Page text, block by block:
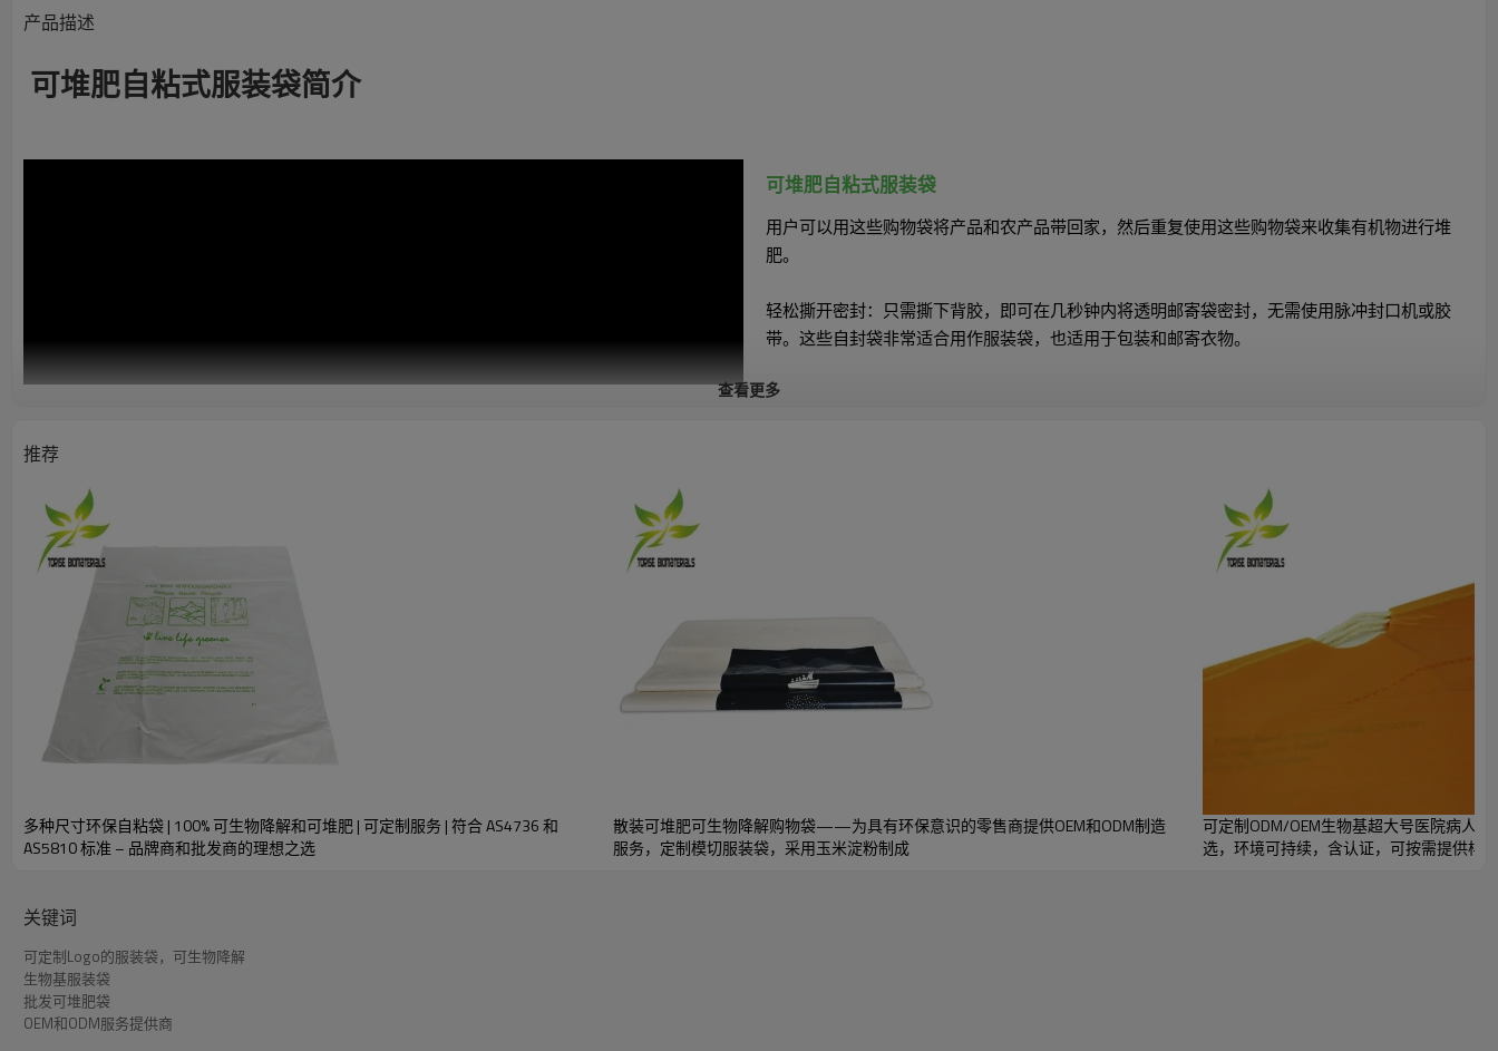
产品描述
可堆肥自粘式服装袋简介
可堆肥自粘式服装袋
用户可以用这些购物袋将产品和农产品带回家，然后重复使用这些购物袋来收集有机物进行堆
肥。
轻松撕开密封：只需撕下背胶，即可在几秒钟内将透明邮寄袋密封，无需使用脉冲封口机或胶
带。这些自封袋非常适合用作服装袋，也适用于包装和邮寄衣物。
耐用可靠：完美满足所有运输、包装、零售、存储和仓库需求。
产品详细参数
可持续性框架：
材料：
PLA/PBAT/玉米淀粉等。请告诉我们您的需求，我们会为您推荐合适的材料。
厚度：
设计印刷：
墨水类型：
查看更多
推荐
多种尺寸环保自粘袋 | 100% 可生物降解和可堆肥 | 可定制服务 | 符合 AS4736 和
AS5810 标准 – 品牌商和批发商的理想之选
散装可堆肥可生物降解购物袋——为具有环保意识的零售商提供OEM和ODM制造
服务，定制模切服装袋，采用玉米淀粉制成
可定制ODM/OEM生物基超大号医院病
选，环境可持续，含认证，可按需提供样品
关键词
可定制Logo的服装袋，可生物降解
生物基服装袋
批发可堆肥袋
OEM和ODM服务提供商